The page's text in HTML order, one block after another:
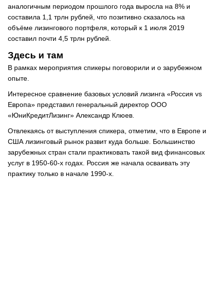
аналогичным периодом прошлого года выросла на 8% и
составила 1,1 трлн рублей, что позитивно сказалось на
объёме лизингового портфеля, который к 1 июля 2019
составил почти 4,5 трлн рублей.
Здесь и там
В рамках мероприятия спикеры поговорили и о зарубежном
опыте.
Интересное сравнение базовых условий лизинга «Россия vs
Европа» представил генеральный директор ООО
«ЮниКредитЛизинг» Александр Клюев.
Отвлекаясь от выступления спикера, отметим, что в Европе и
США лизинговый рынок развит куда больше. Большинство
зарубежных стран стали практиковать такой вид финансовых
услуг в 1950-60-х годах. Россия же начала осваивать эту
практику только в начале 1990-х.